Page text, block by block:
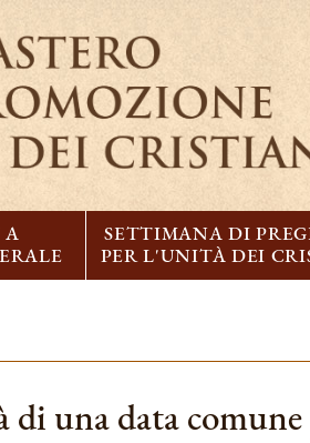
A
SETTIMANA DI
PER L'UNITÀ DEI
una data comune